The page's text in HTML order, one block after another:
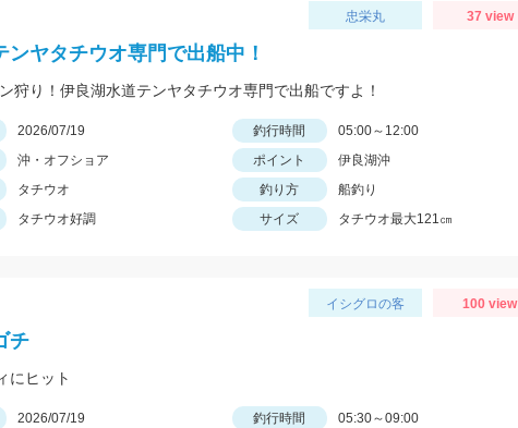
忠栄丸 37 view
ンヤタチウオ専門で出船中！
狩り！伊良湖水道テンヤタチウオ専門で出船ですよ！
2026/07/19 釣行時間
05:00～12:00
沖・オフショア ポイント
伊良湖沖
タチウオ 釣り方
船釣り
タチウオ好調 サイズ タチウオ最大121㎝
イシグロの客 100 view
チ
にヒット
2026/07/19 釣行時間
05:30～09:00